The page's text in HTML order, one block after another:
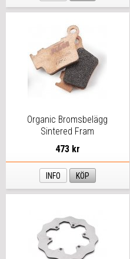
Organic Bromsbelägg
Sintered Fram
473 kr
INFO KÖP